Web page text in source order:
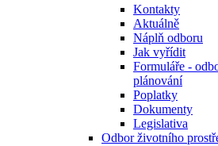
Kontakty
Aktuálně
Náplň odboru
Jak vyřídit
Formuláře -
plánování
Poplatky
Dokumenty
Legislativa
Odbor životního